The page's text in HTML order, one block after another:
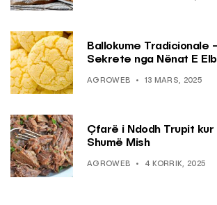
Ballokume Tradicionale
Sekrete nga Nënat E
AGROWEB 13 MARS, 2025
Çfarë i Ndodh Trupit kur
Shumë Mish
AGROWEB 4 KORRIK, 2025